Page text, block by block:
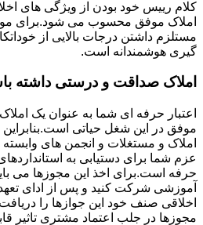
کلام رییس خود بودن از ویژگی های
املاک موفق محسوب می شود.برای
مستلزم داشتن درجات بالایی از
گیری هوشمندانه است.
املاک صداقت و درستی داشته
اعتبار حرفه ای شما به عنوان یک
موفق در این شغل حیاتی
املاک و مستغلات و انجمن های
عزم شما برای دستیابی به
حرفه است.برای اخذ این مجوزها می
آموزشی شرکت کنید و پس از ادای
اخلاقی صنف خود این جوازها را
مجوزها در جلب اعتماد مشتری تاثیر